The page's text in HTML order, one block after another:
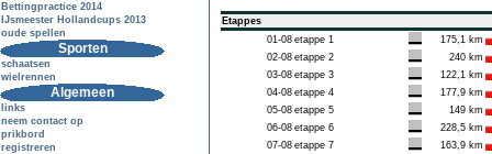
Bettingpractice 2014
IJsmeester Hollandcups 2013
oude spellen
Sporten
schaatsen
wielrennen
Algemeen
links
neem contact op
prikbord
registreren
Etappes
01-08 etappe 1
175,1 km
02-08 etappe 2
240 km
03-08 etappe 3
122,1 km
04-08 etappe 4
177,9 km
05-08 etappe 5
149 km
06-08 etappe 6
228,5 km
07-08 etappe 7 163,9 km